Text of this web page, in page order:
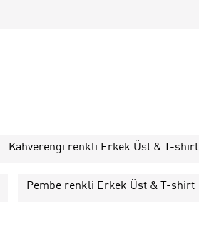
Kahverengi renkli Erkek Üst & T-shirt
Pembe renkli Erkek Üst & T-shirt